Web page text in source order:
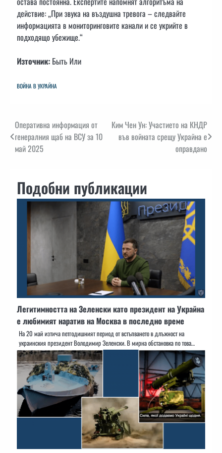
действие: „При звука на въздушна тревога – следвайте
информацията в мониторинговите канали и се укрийте в
подходящо убежище.“
Източник: Быть Или
ВОЙНА В УКРАЙНА
Навигация
Оперативна информация от
генералния щаб на ВСУ за 10
май 2025
Ким Чен Ун: Участието на КНДР
във войната срещу Украйна е
оправдано
Подобни публикации
Легитимността на Зеленски като президент на Украйна
е любимият наратив на Москва в последно време
На 20 май изтича петгодишният период от встъпването в длъжност на
украинския президент Володимир Зеленски. В мирна обстановка по това…